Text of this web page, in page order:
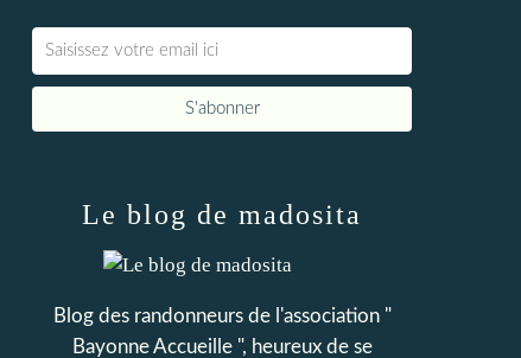
Le blog de madosita
Blog des randonneurs de l'association "
Bayonne Accueille ", heureux de se